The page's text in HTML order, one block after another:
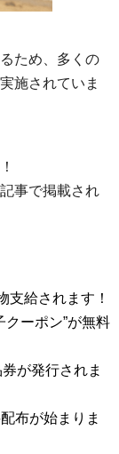
ため、多くの
施されていま
事で掲載され
支給されます！
クーポン”が無料
が発行されま
布が始まりま